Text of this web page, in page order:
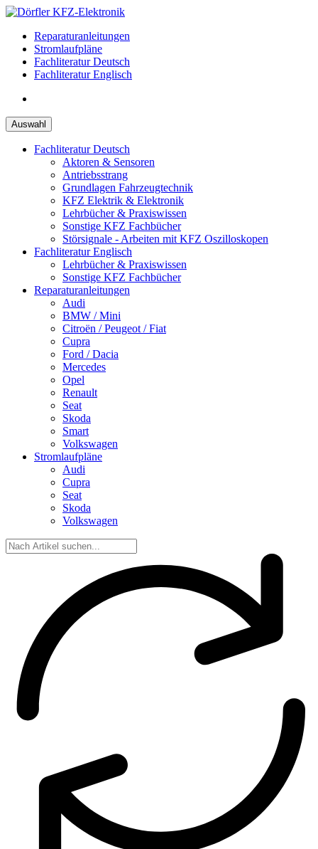
Zum
springenReparaturanleitungen
Stromlaufpläne
Fachliteratur Deutsch
Fachliteratur Englisch
Auswahl
Fachliteratur Deutsch
Aktoren & Sensoren
Antriebsstrang
Grundlagen Fahrzeugtechnik
KFZ Elektrik & Elektronik
Lehrbücher & Praxiswissen
Sonstige KFZ Fachbücher
Störsignale - Arbeiten mit KFZ Oszilloskopen
Fachliteratur Englisch
Lehrbücher & Praxiswissen
Sonstige KFZ Fachbücher
Reparaturanleitungen
Audi
BMW / Mini
Citroën / Peugeot / Fiat
Cupra
Ford / Dacia
Mercedes
Opel
Renault
Seat
Skoda
Smart
Volkswagen
Stromlaufpläne
Audi
Cupra
Seat
Skoda
Volkswagen